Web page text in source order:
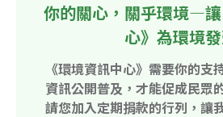
你的關心，關乎環境—
心》為環境
《環境資訊中心》需要你的支
資訊公開普及，才能促成民眾
請您加入定期捐款的行列，讓